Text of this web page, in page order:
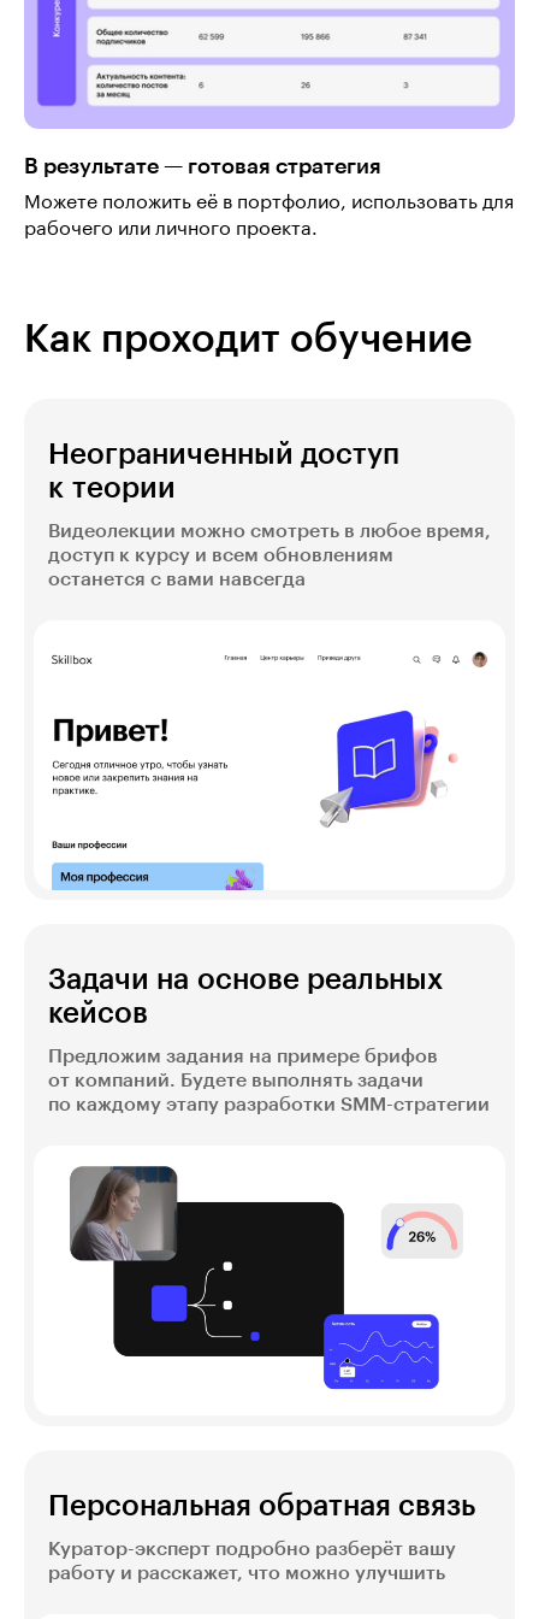
В результате — готовая стратегия
Можете положить её в портфолио, использовать для
рабочего или личного проекта.
Как проходит обучение
Неограниченный доступ
к теории
Видеолекции можно смотреть в любое время,
доступ к курсу и всем обновлениям
останется с вами навсегда
Задачи на основе реальных
кейсов
Предложим задания на примере брифов
от компаний. Будете выполнять задачи
по каждому этапу разработки SMM-стратегии
Персональная обратная связь
Куратор-эксперт подробно разберёт вашу
работу и расскажет, что можно улучшить